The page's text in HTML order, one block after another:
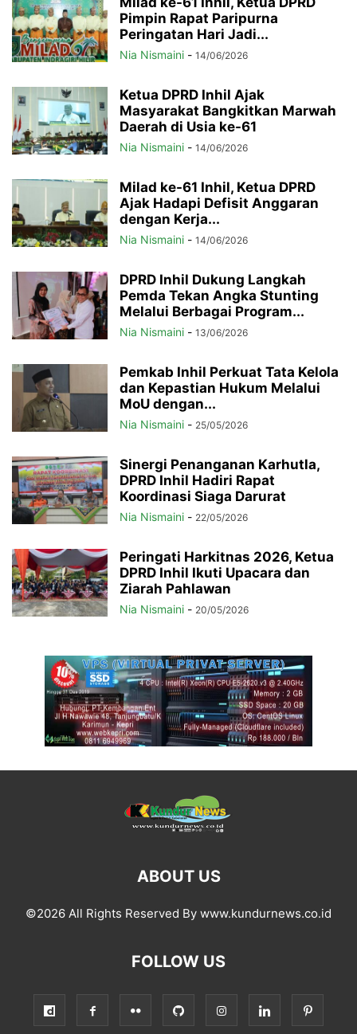
Pimpin Rapat Paripurna
Peringatan Hari Jadi...
Nia Nismaini - 14/06/2026
Ketua DPRD Inhil Ajak
Masyarakat Bangkitkan Marwah
Daerah di Usia ke-61
Nia Nismaini - 14/06/2026
Milad ke-61 Inhil, Ketua DPRD
Ajak Hadapi Defisit Anggaran
dengan Kerja...
Nia Nismaini - 14/06/2026
DPRD Inhil Dukung Langkah
Pemda Tekan Angka Stunting
Melalui Berbagai Program...
Nia Nismaini - 13/06/2026
Pemkab Inhil Perkuat Tata Kelola
dan Kepastian Hukum Melalui
MoU dengan...
Nia Nismaini - 25/05/2026
Sinergi Penanganan Karhutla,
DPRD Inhil Hadiri Rapat
Koordinasi Siaga Darurat
Nia Nismaini - 22/05/2026
Peringati Harkitnas 2026, Ketua
DPRD Inhil Ikuti Upacara dan
Ziarah Pahlawan
Nia Nismaini - 20/05/2026
ABOUT US
©2026 All Rights Reserved By www.kundurnews.co.id
FOLLOW US